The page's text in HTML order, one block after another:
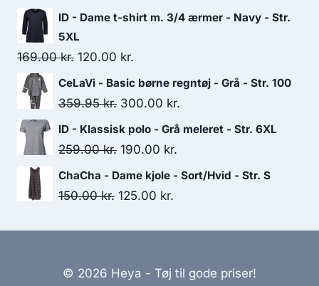
price
250.00 kr..
price
ID - Dame t-shirt m. 3/4 ærmer - Navy - Str.
5XL
169.00kr. Original
price
was:
120.00 kr.
price
is:
120.00 kr..
CeLaVi - Basic børne regntøj - Grå - Str. 100
359.95kr. Original
price
was:
300.00 kr.
price
ID - Klassisk polo - Grå meleret - Str. 6XL
259.00kr. Original
price
was:
190.00 kr.
price
ChaCha - Dame kjole - Sort/Hvid - Str. S
150.00kr. Original
125.00 kr.
© 2026 Heya - Tøj til gode priser!